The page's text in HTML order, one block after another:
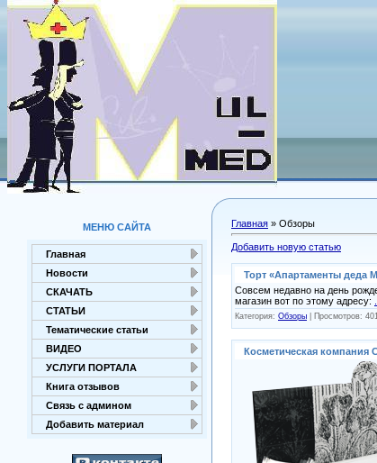
МЕНЮ САЙТА
Главная
Новости
СКАЧАТЬ
СТАТЬИ
Тематические статьи
ВИДЕО
УСЛУГИ ПОРТАЛА
Книга отзывов
Связь с админом
Добавить материал
Главная » Обзоры
Добавить новую статью
Торт «Апартаменты деда
Совсем недавно на день
магазин вот по этому адресу:
Категория: Обзоры | Просмотров:
Косметическая компания